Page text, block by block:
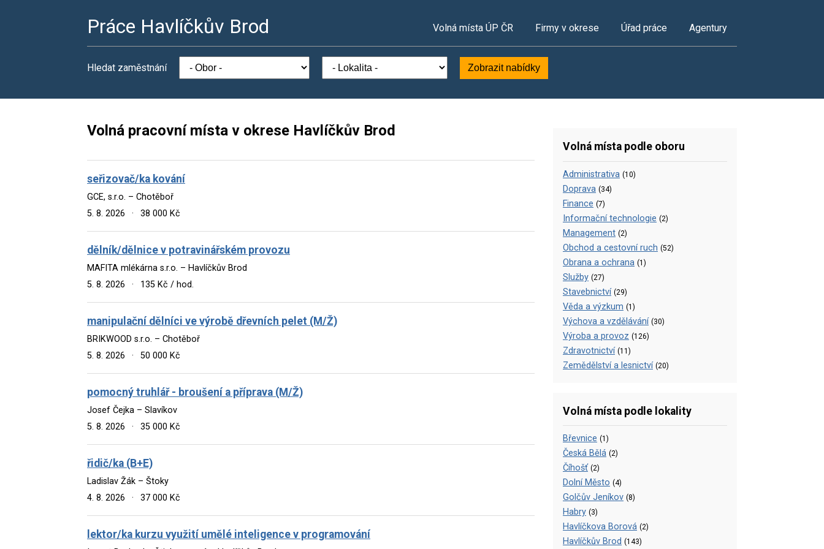
Práce Havlíčkův Brod Volná místa ÚP ČR Firmy v okrese Úřad práce Agentury
Hledat zaměstnání Zobrazit nabídky
Volná pracovní místa v okrese Havlíčkův Brod
seřizovač/ka kování
GCE, s.r.o. – Chotěboř
5. 8. 2026
· 38 000 Kč
dělník/dělnice v potravinářském provozu
MAFITA mlékárna s.r.o. – Havlíčkův Brod
5. 8. 2026
· 135 Kč / hod.
manipulační dělníci ve výrobě dřevních pelet (M/Ž)
BRIKWOOD s.r.o. – Chotěboř
5. 8. 2026
· 50 000 Kč
pomocný truhlář - broušení a příprava (M/Ž)
Josef Čejka – Slavíkov
5. 8. 2026
· 35 000 Kč
řidič/ka (B+E)
Ladislav Žák – Štoky
4. 8. 2026
· 37 000 Kč
lektor/ka kurzu využití umělé inteligence v programování
Volná místa podle oboru
Administrativa (10)
Doprava (34)
Finance (7)
Informační technologie (2)
Management (2)
Obchod a cestovní ruch (52)
Obrana a ochrana (1)
Služby (27)
Stavebnictví (29)
Věda a výzkum (1)
Výchova a vzdělávání (30)
Výroba a provoz (126)
Zdravotnictví (11)
Zemědělství a lesnictví (20)
Volná místa podle lokality
Břevnice (1)
Česká Bělá (2)
Číhošť (2)
Dolní Město (4)
Golčův Jeníkov (8)
Habry (3)
Havlíčkova Borová (2)
Havlíčkův Brod (143)